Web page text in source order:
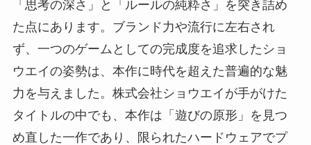
「思考の深さ」と「ルールの純粋さ」を突き詰め
た点にあります。ブランド力や流行に左右され
ず、一つのゲームとしての完成度を追求したショ
ウエイの姿勢は、本作に時代を超えた普遍的な魅
力を与えました。株式会社ショウエイが手がけた
タイトルの中でも、本作は「遊びの原形」を見つ
め直した一作であり、限られたハードウェアでプ